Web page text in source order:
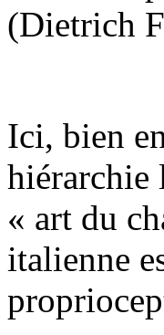
(Dietrich
Ici, bien
hiérarchie
« art du
italienne